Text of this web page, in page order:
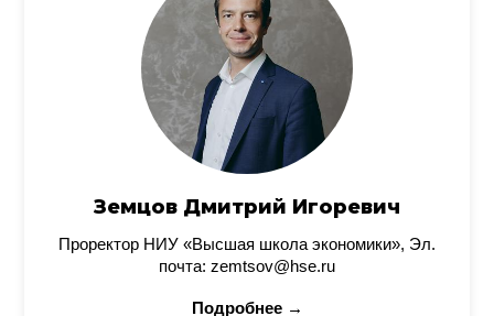
Земцов Дмитрий Игоревич
Проректор НИУ «Высшая школа экономики», Эл.
почта: zemtsov@hse.ru
Подробнее →